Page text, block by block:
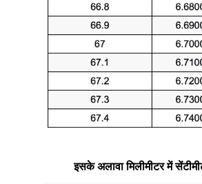
इसके अलावा मिलीमीटर में